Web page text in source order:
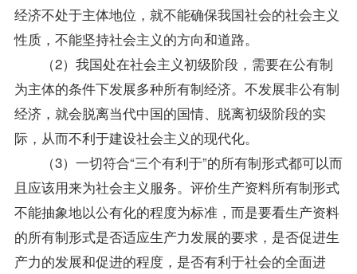
经济不处于主体地位，就不能确保我国社会的社会主义
性质，不能坚持社会主义的方向和道路。
（2）我国处在社会主义初级阶段，需要在公有制
为主体的条件下发展多种所有制经济。不发展非公有制
经济，就会脱离当代中国的国情、脱离初级阶段的实
际，从而不利于建设社会主义的现代化。
（3）一切符合“三个有利于”的所有制形式都可以而
且应该用来为社会主义服务。评价生产资料所有制形式
不能抽象地以公有化的程度为标准，而是要看生产资料
的所有制形式是否适应生产力发展的要求，是否促进生
产力的发展和促进的程度，是否有利于社会的全面进